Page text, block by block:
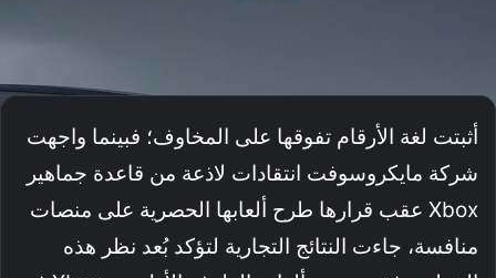
أثبتت لغة الأرقام تفوقها على المخاوف؛ فبينما واجهت
شركة مايكروسوفت انتقادات لاذعة من قاعدة جماهير
Xbox عقب قرارها طرح ألعابها الحصرية على منصات
منافسة، جاءت النتائج التجارية لتؤكد بُعد نظر هذه